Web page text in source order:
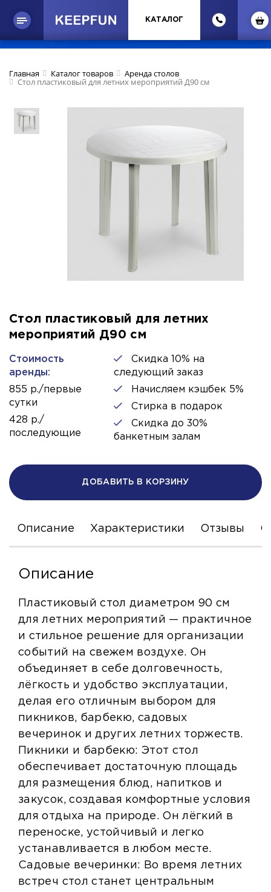
КАТАЛОГ
Главная Каталог товаров Аренда столов
Стол пластиковый для летних мероприятий Д90 см
Стол пластиковый для летних
мероприятий Д90 см
Стоимость
аренды:
855 р./первые
сутки
428 р./
последующие
Скидка 10% на
следующий заказ
Начисляем кэшбек 5%
Стирка в подарок
Скидка до 30%
банкетным залам
ДОБАВИТЬ В КОРЗИНУ
Описание Характеристики Отзывы С
Описание
Пластиковый стол диаметром 90 см
для летних мероприятий — практичное
и стильное решение для организации
событий на свежем воздухе. Он
объединяет в себе долговечность,
лёгкость и удобство эксплуатации,
делая его отличным выбором для
пикников, барбекю, садовых
вечеринок и других летних торжеств.
Пикники и барбекю: Этот стол
обеспечивает достаточную площадь
для размещения блюд, напитков и
закусок, создавая комфортные условия
для отдыха на природе. Он лёгкий в
переноске, устойчивый и легко
устанавливается в любом месте.
Садовые вечеринки: Во время летних
встреч стол станет центральным